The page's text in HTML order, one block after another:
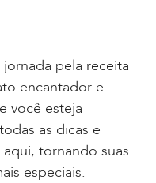
pela receita
encantador e
você esteja
as dicas e
tornando suas
especiais.